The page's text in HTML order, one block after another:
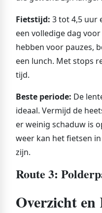
Fietstijd: 3 tot 4,5 uur
een volledige dag
hebben voor pauzes,
een lunch. Met stops
tijd.
Beste periode: De
ideaal. Vermijd de
er weinig schaduw is
weer kan het fietsen
zijn.
Route 3:
Overzicht